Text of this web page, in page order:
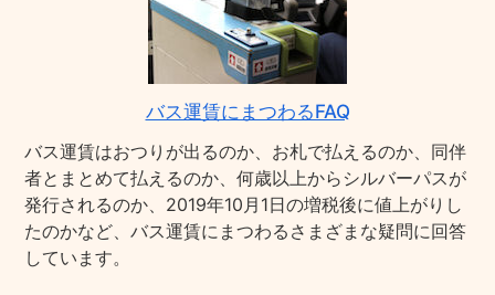
バス運賃にまつわるFAQ
バス運賃はおつりが出るのか、お札で払えるのか、同伴
者とまとめて払えるのか、何歳以上からシルバーパスが
発行されるのか、2019年10月1日の増税後に値上がりし
たのかなど、バス運賃にまつわるさまざまな疑問に回答
しています。